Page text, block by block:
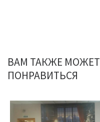
ВАМ ТАКЖЕ МОЖЕТ
ПОНРАВИТЬСЯ